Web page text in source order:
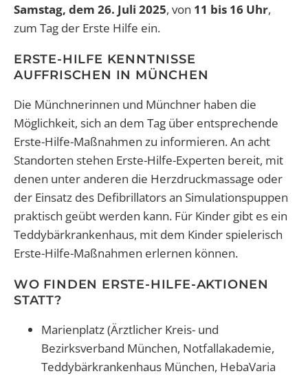
Samstag, dem 26. Juli 2025, von 11 bis 16 Uhr,
zum Tag der Erste Hilfe ein.
ERSTE-HILFE KENNTNISSE
AUFFRISCHEN IN MÜNCHEN
Die Münchnerinnen und Münchner haben die
Möglichkeit, sich an dem Tag über entsprechende
Erste-Hilfe-Maßnahmen zu informieren. An acht
Standorten stehen Erste-Hilfe-Experten bereit, mit
denen unter anderen die Herzdruckmassage oder
der Einsatz des Defibrillators an Simulationspuppen
praktisch geübt werden kann. Für Kinder gibt es ein
Teddybärkrankenhaus, mit dem Kinder spielerisch
Erste-Hilfe-Maßnahmen erlernen können.
WO FINDEN ERSTE-HILFE-AKTIONEN
STATT?
Marienplatz (Ärztlicher Kreis- und
Bezirksverband München, Notfallakademie,
Teddybärkrankenhaus München, HebaVaria